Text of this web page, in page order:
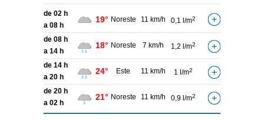
de 02 h
a 08 h
19° Noreste 11 km/h 0,1 l/m2
de 08 h
a 14 h
18° Noreste 7 km/h 1,2 l/m2
de 14 h
a 20 h
24° Este 11 km/h 1 l/m2
de 20 h
a 02 h
21° Noreste 11 km/h 0,9 l/m2